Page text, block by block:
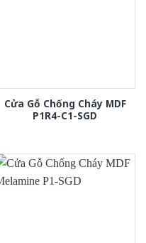
Cửa Gỗ Chống Cháy MDF
P1R4-C1-SGD